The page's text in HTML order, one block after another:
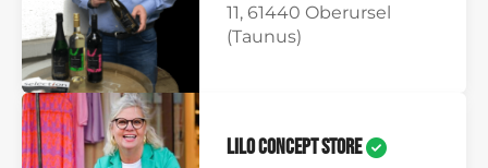
11, 61440 Oberursel
(Taunus)
Lilo Concept Store